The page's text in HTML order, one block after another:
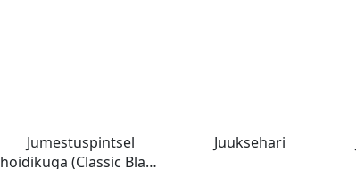
Jumestuspintsel
hoidikuga (Classic Black
Juuksehari